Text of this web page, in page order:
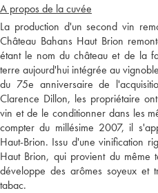
A propos de la cuvée
La production d'un second vin
Château Bahans Haut Brion
étant le nom du château et de la
terre aujourd'hui intégrée au
du 75e anniversaire de
Clarence Dillon, les propriétaire
vin et de le conditionner dans les
compter du millésime 2007, il
Haut-Brion. Issu d'une vinification
Haut Brion, qui provient du même
développe des arômes soyeux et
tabac.